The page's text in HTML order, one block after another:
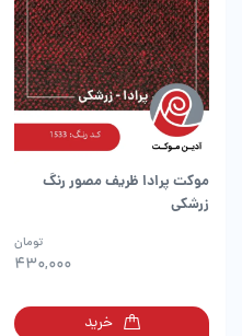
موکت پرادا ظریف مصور رنگ
زرشکی
430,000
تومان
خرید